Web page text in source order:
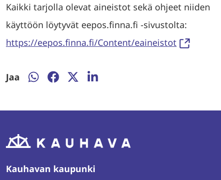
Kaikki tarjolla olevat aineistot sekä ohjeet niiden
käyttöön löytyvät eepos.finna.fi -sivustolta:
https://eepos.finna.fi/Content/eaineistot
Jaa
Jaa
Jaa
Jaa
Jaa
Kauhavan kaupunki